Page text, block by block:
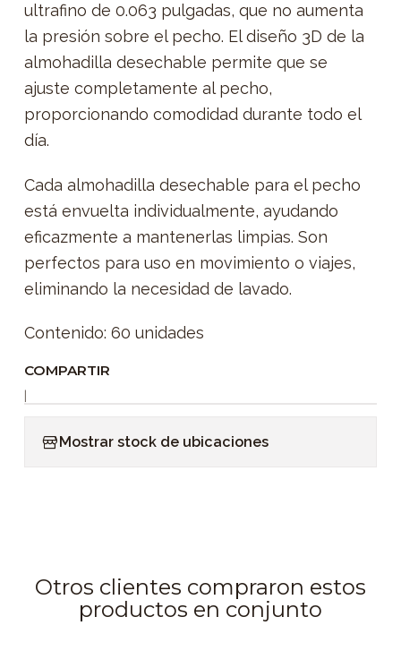
ultrafino de 0.063 pulgadas, que no aumenta
la presión sobre el pecho. El diseño 3D de la
almohadilla desechable permite que se
ajuste completamente al pecho,
proporcionando comodidad durante todo el
día.
Cada almohadilla desechable para el pecho
está envuelta individualmente, ayudando
eficazmente a mantenerlas limpias. Son
perfectos para uso en movimiento o viajes,
eliminando la necesidad de lavado.
Contenido: 60 unidades
COMPARTIR
|
Mostrar stock de ubicaciones
Otros clientes compraron estos
productos en conjunto